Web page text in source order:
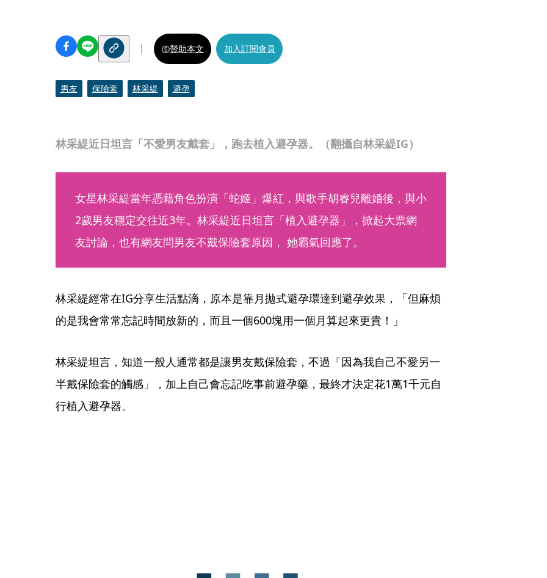
林采緹近日坦言「不愛男友戴套」，跑去植入避孕器。（翻攝自林采緹IG）
贊助本文 加入訂閱會員
男友 保險套 林采緹 避孕
女星林采緹當年憑藉角色扮演「蛇姬」爆紅，與歌手胡睿兒離婚後，與小
2歲男友穩定交往近3年。林采緹近日坦言「植入避孕器」，掀起大票網
友討論，也有網友問男友不戴保險套原因， 她霸氣回應了。
林采緹經常在IG分享生活點滴，原本是靠月拋式避孕環達到避孕效果，「但麻煩
的是我會常常忘記時間放新的，而且一個600塊用一個月算起來更貴！」
林采緹坦言，知道一般人通常都是讓男友戴保險套，不過「因為我自己不愛另一
半戴保險套的觸感」，加上自己會忘記吃事前避孕藥，最終才決定花1萬1千元自
行植入避孕器。